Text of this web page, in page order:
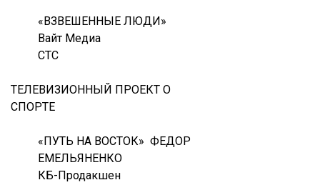
«ВЗВЕШЕННЫЕ ЛЮДИ»
Вайт Медиа
СТС
ТЕЛЕВИЗИОННЫЙ ПРОЕКТ О
СПОРТЕ
«ПУТЬ НА ВОСТОК» ФЕДОР
ЕМЕЛЬЯНЕНКО
КБ-Продакшен